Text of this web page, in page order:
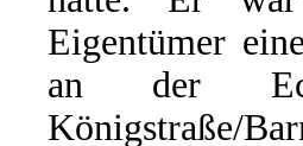
Eigentümer
an der
Königstraße/